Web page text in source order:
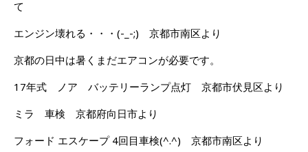
て
エンジン壊れる・・・(-_-;) 京都市南区より
京都の日中は暑くまだエアコンが必要です。
17年式 ノア バッテリーランプ点灯 京都市伏見区より
ミラ 車検 京都府向日市より
フォード エスケープ 4回目車検(^.^) 京都市南区より